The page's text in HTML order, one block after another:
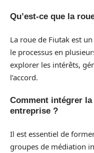
Qu’est-ce que la
La roue de Fiutak est
le processus en
explorer les intérêts,
l’accord.
Comment intégrer
entreprise ?
Il est essentiel de
groupes de médiation